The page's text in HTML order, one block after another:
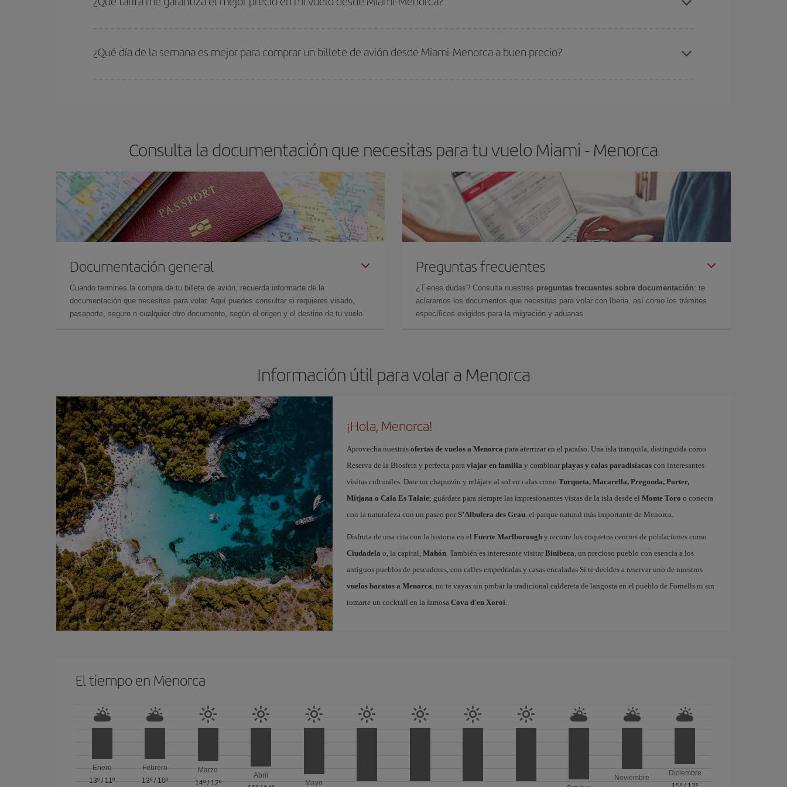
¿Qué día de la semana es mejor para comprar un billete de avión desde Miami-Menorca a buen precio?
Consulta la documentación que necesitas para tu vuelo Miami - Menorca
Documentación general
Cuando termines la compra de tu billete de avión, recuerda informarte de la
documentación que necesitas para volar. Aquí puedes consultar si requieres visado,
pasaporte, seguro o cualquier otro documento, según el origen y el destino de tu vuelo.
Preguntas frecuentes
¿Tienes dudas? Consulta nuestras preguntas frecuentes sobre documentación: te
aclaramos los documentos que necesitas para volar con Iberia, así como los trámites
específicos exigidos para la migración y aduanas.
Información útil para volar a Menorca
¡Hola, Menorca!
Aprovecha nuestras ofertas de vuelos a Menorca para aterrizar en el paraíso. Una isla tranquila, distinguida como
Reserva de la Biosfera y perfecta para viajar en familia y combinar playas y calas paradisíacascon interesantes
visitas culturales. Date un chapuzón y relájate al sol en calas como Turqueta, Macarella, Pregonda, Porter,
Mitjana o Cala Es Talaie; guárdate para siempre las impresionantes vistas de la isla desde el Monte Toro o conecta
con la naturaleza con un paseo por S’Albufera des Grau, el parque natural más importante de Menorca.
Disfruta de una cita con la historia en el Fuerte Marlboroughy recorre los coquetos centros de poblaciones como
Ciudadela o, la capital, Mahón. También es interesante visitar Binibeca, un precioso pueblo con esencia a los
antiguos pueblos de pescadores, con calles empedradas y casas encaladas Si te decides a reservar uno de nuestros
vuelos baratos a Menorca, no te vayas sin probar la tradicional caldereta de langosta en el pueblo de Fornells ni sin
tomarte un cocktail en la famosa Cova d'en Xoroi.
El tiempo en Menorca
Enero
13º / 11º
Febrero
13º / 10º
Marzo
14º/ 12º
Abril
Mayo
Noviembre
Diciembre